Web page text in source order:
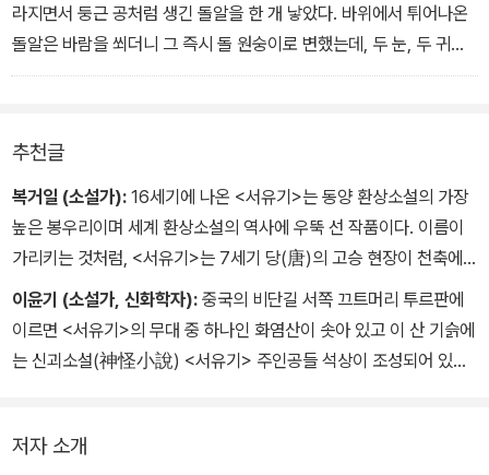
과장된듯 하면서도 세련된 필치, 인물들간에 오가는 대화의 생동감과
라지면서 둥근 공처럼 생긴 돌알을 한 개 낳았다. 바위에서 튀어나온
돌알은 바람을 쐬더니 그 즉시 돌 원숭이로 변했는데, 두 눈, 두 귀와
입, 코의 오관을 다 갖추었을 뿐만 아니라 팔다리까지 멀쩡하게 생겨
뻗쳐 올랐다. - 1권 본문 37쪽 중에서
추천글
복거일 (소설가): 16세기에 나온 <서유기>는 동양 환상소설의 가장
높은 봉우리이며 세계 환상소설의 역사에 우뚝 선 작품이다. 이름이
가리키는 것처럼, <서유기>는 7세기 당(唐)의 고승 현장이 천축에
서 불경을 얻어온 역사적 사실에 바탕을 두고 의인화된 동물들을 주
인공으로 내세운 동물 환상 소설 animal fantasy이다. 손오공, 저팔
계, 사오정이라는 주인공들의 이름이 이제는 보통명사가 되었다는 사
복거일 (소설가)
이윤기 (소설가, 신화학자): 중국의 비단길 서쪽 끄트머리 투르판에
이르면 <서유기>의 무대 중 하나인 화염산이 솟아 있고 이 산 기슭에
는 신괴소설(神怪小說) <서유기> 주인공들 석상이 조성되어 있다.
亂神)을 말하지 않았다.", 이 한마디 때문일 터. 화염산 기슭에서 가
저자 소개